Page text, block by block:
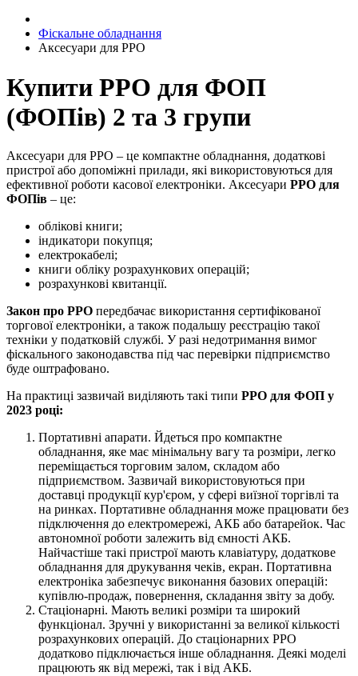
Фіскальне обладнання
Аксесуари для РРО
Купити РРО для ФОП
(ФОПів) 2 та 3 групи
Аксесуари для РРО – це компактне обладнання, додаткові
пристрої або допоміжні прилади, які використовуються для
ефективної роботи касової електроніки. Аксесуари РРО для
ФОПів – це:
облікові книги;
індикатори покупця;
електрокабелі;
книги обліку розрахункових операцій;
розрахункові квитанції.
Закон про РРО передбачає використання сертифікованої
торгової електроніки, а також подальшу реєстрацію такої
техніки у податковій службі. У разі недотримання вимог
фіскального законодавства під час перевірки підприємство
буде оштрафовано.
На практиці зазвичай виділяють такі типи РРО для ФОП у
2023 році:
Портативні апарати. Йдеться про компактне
обладнання, яке має мінімальну вагу та розміри, легко
переміщається торговим залом, складом або
підприємством. Зазвичай використовуються при
доставці продукції кур'єром, у сфері виїзної торгівлі та
на ринках. Портативне обладнання може працювати без
підключення до електромережі, АКБ або батарейок. Час
автономної роботи залежить від ємності АКБ.
Найчастіше такі пристрої мають клавіатуру, додаткове
обладнання для друкування чеків, екран. Портативна
електроніка забезпечує виконання базових операцій:
купівлю-продаж, повернення, складання звіту за добу.
Стаціонарні. Мають великі розміри та широкий
функціонал. Зручні у використанні за великої кількості
розрахункових операцій. До стаціонарних РРО
додатково підключається інше обладнання. Деякі моделі
працюють як від мережі, так і від АКБ.